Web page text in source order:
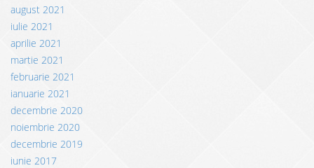
august 2021
iulie 2021
aprilie 2021
martie 2021
februarie 2021
ianuarie 2021
decembrie 2020
noiembrie 2020
decembrie 2019
iunie 2017